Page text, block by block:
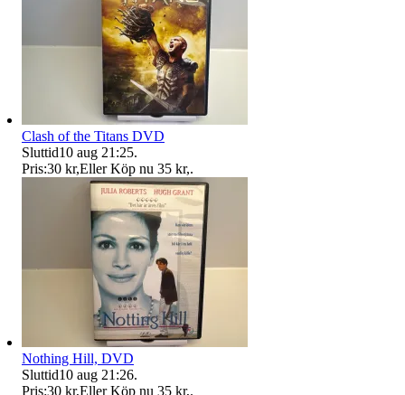
Clash of the Titans DVD
Sluttid10 aug 21:25.
Pris:30 kr,Eller Köp nu 35 kr,.
Nothing Hill, DVD
Sluttid10 aug 21:26.
Pris:30 kr,Eller Köp nu 35 kr,.